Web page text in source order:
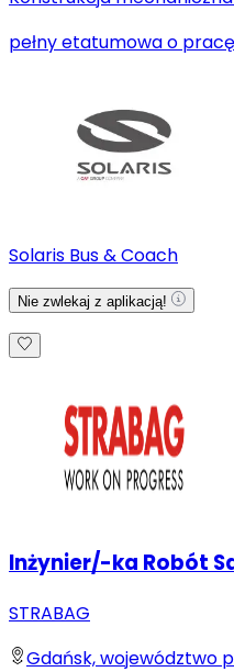
pełny etatumowa o pracę
Solaris Bus & Coach
Nie zwlekaj z aplikacją!
Inżynier/-ka Robót
STRABAG
Gdańsk, województwo